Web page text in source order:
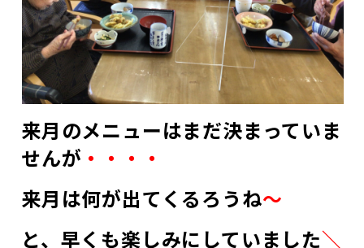
来月のメニューはまだ決まっていま
せんが ・・・・
来月は何が出てくるろうね～
と、早くも楽しみにしていました＼